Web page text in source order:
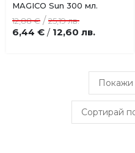
в
MAGICO Sun 300 мл.
6,44 € / 12,60 лв.
12,88 € /25,19 лв.